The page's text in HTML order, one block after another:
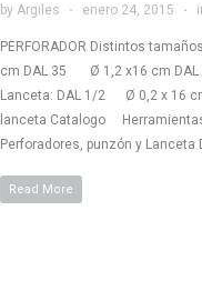
by Argiles enero 24, 2015
PERFORADOR Distintos
cm DAL 35 Ø 1,2 x16 cm
Lanceta: DAL 1/2 Ø 0,2 x 16
lanceta Catalogo
Perforadores, punzón y Lanceta
Read More